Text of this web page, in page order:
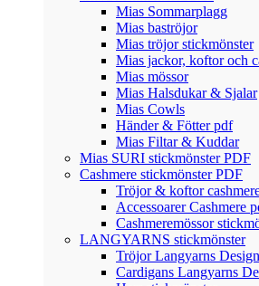
Mias Sommarplagg
Mias baströjor
Mias tröjor stickmönster
Mias jackor, koftor och
Mias mössor
Mias Halsdukar & Sjalar
Mias Cowls
Händer & Fötter pdf
Mias Filtar & Kuddar
Mias SURI stickmönster PDF
Cashmere stickmönster PDF
Tröjor & koftor
Accessoarer Cashmere
Cashmeremössor
LANGYARNS stickmönster
Tröjor Langyarns Design
Cardigans Langyarns